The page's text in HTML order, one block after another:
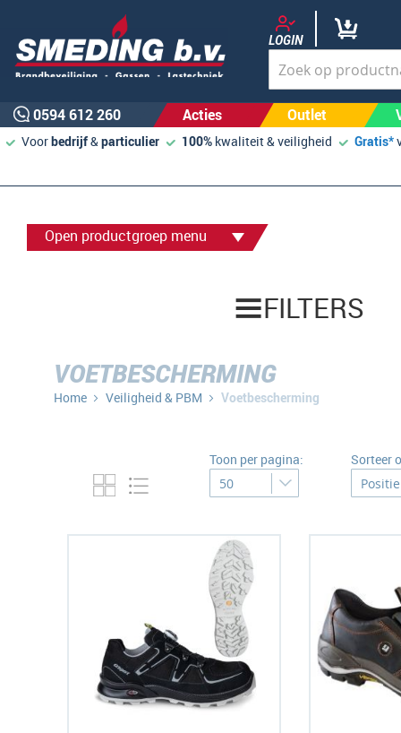
LOGIN
0594 612 260 Acties Outlet
Voorbedrijf&particulier 100% kwaliteit & veiligheid Gratis*
FILTERS
VOETBESCHERMING
Home Veiligheid & PBM Voetbescherming
Toon per pagina: Sorteer
Open productgroep menu